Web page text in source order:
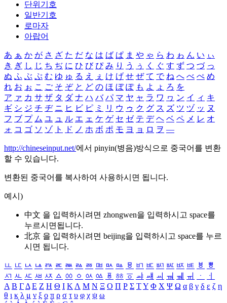
단위기호
일반기호
로마자
아랍어
あ ぁ か が さ ざ た だ な は ば ぱ ま や ゃ ら わ ゎ ん い ぃ
き ぎ し じ ち ぢ に ひ び ぴ み り う ぅ く ぐ す ず つ づ っ
ぬ ふ ぶ ぷ む ゆ ゅ る え ぇ け げ せ ぜ て で ね へ べ ぺ め
れ お ぉ こ ご そ ぞ と ど の ほ ぼ ぽ も よ ょ ろ を
ア ァ カ サ ザ タ ダ ナ ハ バ パ マ ヤ ャ ラ ワ ヮ ン イ ィ キ
ギ シ ジ チ ヂ ニ ヒ ビ ピ ミ リ ウ ゥ ク グ ス ズ ツ ヅ ッ ヌ
フ ブ プ ム ユ ュ ル エ ェ ケ ゲ セ ゼ テ デ ヘ ベ ペ メ レ オ
ォ コ ゴ ソ ゾ ト ド ノ ホ ボ ポ モ ヨ ョ ロ ヲ ―
http://chineseinput.net/에서 pinyin(병음)방식으로 중국어를 변환
할 수 있습니다.
변환된 중국어를 복사하여 사용하시면 됩니다.
예시)
中文 을 입력하시려면 zhongwen을 입력하시고 space를
누르시면됩니다.
北京 을 입력하시려면 beijing을 입력하시고 space를 누르
시면 됩니다.
ㅥ ㅦ ㅧ ㅨ ㅩ ㅪ ㅫ ㅬ ㅭ ㅮ ㅯ ㅰ ㅱ ㅲ ㅳ ㅴ ㅵ ㅶ ㅷ ㅸ
ㅹ
ㅺ ㅻ ㅼ ㅽ ㅾ ㅿ ㆀ ㆁ ㆂ ㆃ ㆄ ㆅ ㆆ ㆇ ㆈ ㆉ ㆊ ㆋ ㆌ ㆍ
ㆎ
Α Β ΓΔ Ε Ζ Η Θ Ι ΚΛ Μ Ν Ξ Ο Π Ρ Σ ΤΥ Φ Χ Ψ Ω α β γ δ ε ζ η
θ ι κ λ μ ν ξ ο π ρ σ τ υ φ χ ψ ω